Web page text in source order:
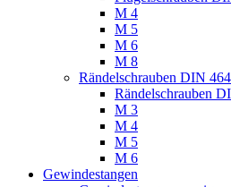
M 4
M 5
M 6
M 8
Rändelschrauben DIN
Rändelschrauben
M 3
M 4
M 5
M 6
Gewindestangen